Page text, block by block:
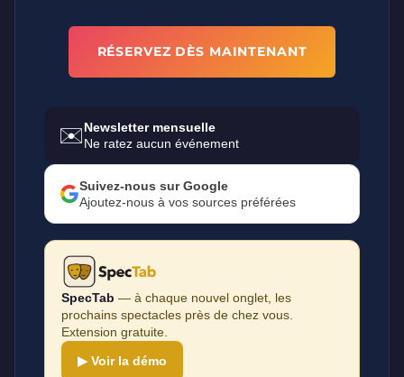
RÉSERVEZ DÈS MAINTENANT
✉️Newsletter mensuelle
Ne ratez aucun événement
Suivez-nous sur Google
Ajoutez-nous à vos sources préférées
SpecTab — à chaque nouvel onglet, les
prochains spectacles près de chez vous.
Extension gratuite.
▶ Voir la démo